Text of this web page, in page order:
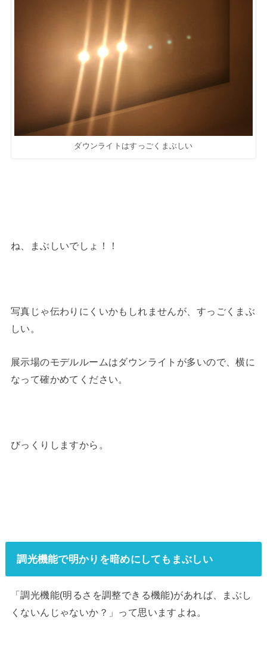
ダウンライトはすっごくまぶしい
ね、まぶしいでしょ！！
写真じゃ伝わりにくいかもしれませんが、すっごくまぶ
しい。
展示場のモデルルームはダウンライトが多いので、横に
なって確かめてください。
びっくりしますから。
調光機能で明かりを暗めにしてもまぶしい
「調光機能(明るさを調整できる機能)があれば、まぶし
くないんじゃないか？」って思いますよね。